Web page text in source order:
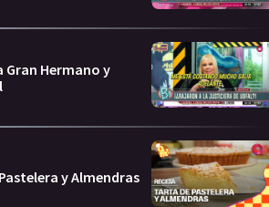
Gran Hermano y
y Almendras